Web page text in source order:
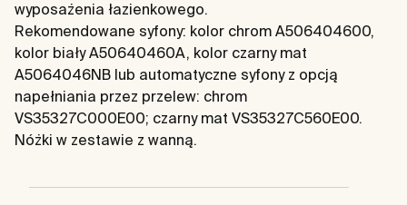
wyposażenia łazienkowego.
Rekomendowane syfony: kolor chrom A506404600,
kolor biały A50640460A, kolor czarny mat
A5064046NB lub automatyczne syfony z opcją
napełniania przez przelew: chrom
VS35327C000E00; czarny mat VS35327C560E00.
Nóżki w zestawie z wanną.